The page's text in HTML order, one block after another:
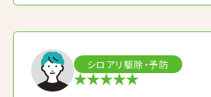
シロアリ駆除・予防